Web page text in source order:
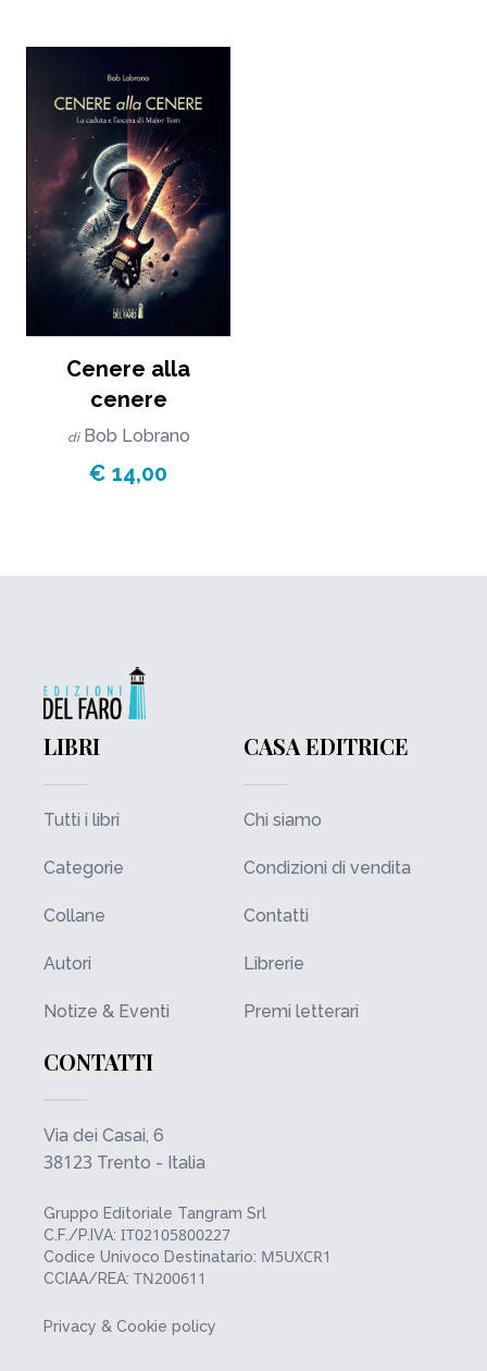
Cenere alla
cenere
di Bob Lobrano
€ 14,00
LIBRI
Tutti i libri
Categorie
Collane
Autori
Notize & Eventi
CASA EDITRICE
Chi siamo
Condizioni di vendita
Contatti
Librerie
Premi letterari
CONTATTI
Via dei Casai, 6
38123 Trento - Italia
Gruppo Editoriale Tangram Srl
C.F./P.IVA: IT02105800227
Codice Univoco Destinatario: M5UXCR1
CCIAA/REA: TN200611
Privacy & Cookie policy